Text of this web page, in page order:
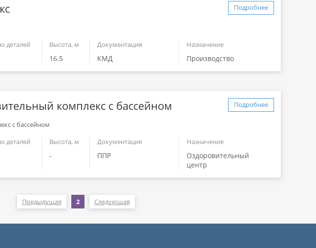
Подробнее
деталей Высота, м
16.5
Документация
КМД
Назначение
Производство
Подробнее
комплекс с бассейном
деталей Высота, м
-
Документация
ППР
Назначение
Оздоровительный
центр
Предыдущая 2 Следующая